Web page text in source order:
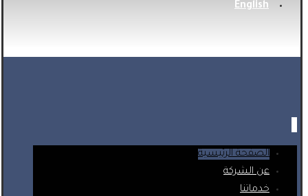
English
الصفحة الرئيسية
عن الشركة
خدماتنا